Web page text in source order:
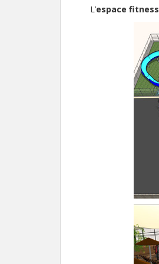
L’espace fitness